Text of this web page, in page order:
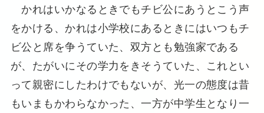
かれはいかなるときでもチビ公にあうとこう声
をかける、かれは小学校にあるときにはいつもチ
ビ公と席を争うていた、双方とも勉強家である
が、たがいにその学力をきそうていた、これとい
って親密にしたわけでもないが、光一の態度は昔
もいまもかわらなかった、一方が中学生となり一